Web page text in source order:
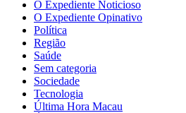
O Expediente Noticioso
O Expediente Opinativo
Política
Região
Saúde
Sem categoria
Sociedade
Tecnologia
Última Hora Macau